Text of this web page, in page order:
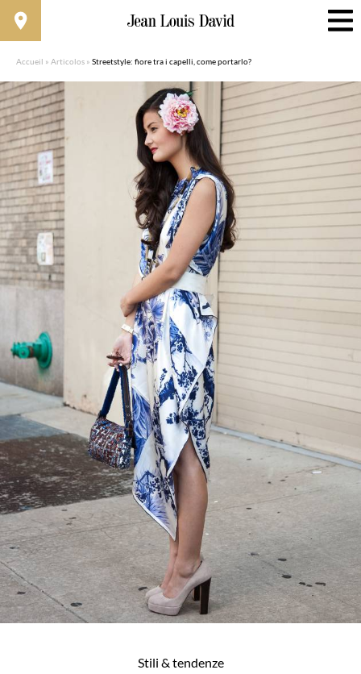
Accueil » Articolos » Streetstyle: fiore tra i capelli, come portarlo?
Stili & tendenze